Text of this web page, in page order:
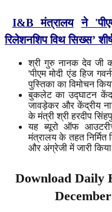
I&Bमंत्रालय ने'
रिलेशनशिप विथ सिख्स’
श्री गुरु नानक देव जी
'पीएम मोदी एंड हिज
पुस्तिका का विमोचन
बुकलेट का उद्घाटन
जावड़ेकर और केंद्रीय
के मंत्री श्री हरदीप
यह ब्यूरो ऑफ
मंत्रालय के तहत निर्मित
और अंग्रेजी में जारी
Download Daily